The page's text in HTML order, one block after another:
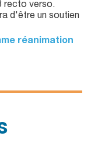
recto verso.
d'être un soutien
réanimation